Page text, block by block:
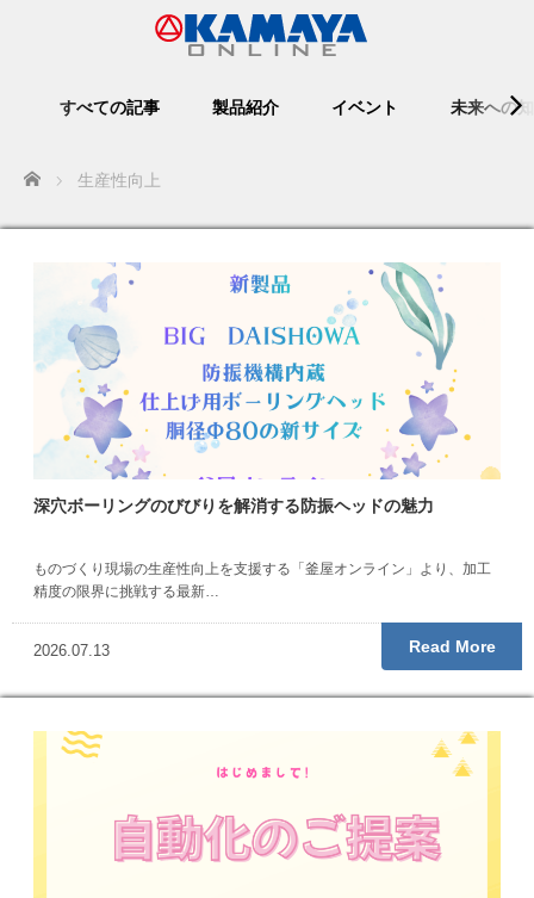
すべての記事 製品紹介 イベント 未来への
Home 生産性向上
深穴ボーリングのびびりを解消する防振ヘッドの魅力
ものづくり現場の生産性向上を支援する「釜屋オンライン」より、加工
精度の限界に挑戦する最新…
Read More
2026.07.13